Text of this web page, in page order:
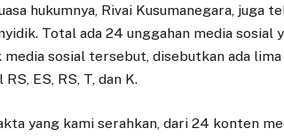
hukumnya, Rivai Kusumanegara, juga
Total ada 24 unggahan media sosial
media sosial tersebut, disebutkan ada
ES, RS, T, dan K.
yang kami serahkan, dari 24 konten